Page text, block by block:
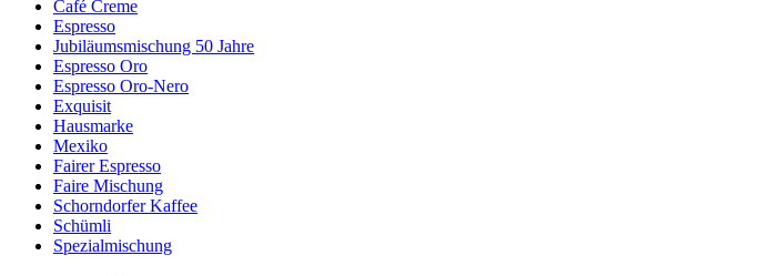
Café Creme
Espresso
Jubiläumsmischung 50 Jahre
Espresso Oro
Espresso Oro-Nero
Exquisit
Hausmarke
Mexiko
Fairer Espresso
Faire Mischung
Schorndorfer Kaffee
Schümli
Spezialmischung